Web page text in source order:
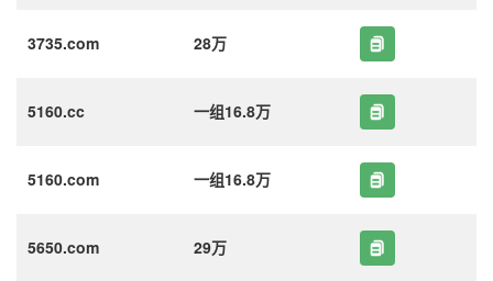
3735.com 28万
5160.cc 一组16.8万
5160.com 一组16.8万
5650.com 29万